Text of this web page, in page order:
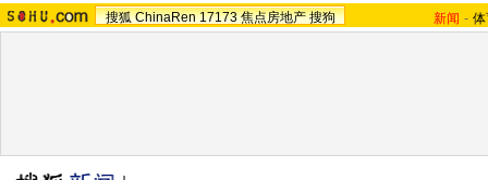
搜狐 ChinaRen 17173 焦点房地产 搜狗 新闻 -